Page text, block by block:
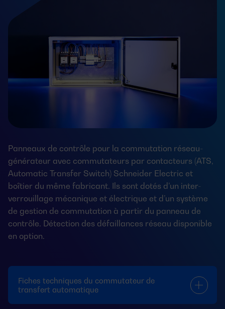
Panneaux de contrôle pour la commutation réseau-
générateur avec commutateurs par contacteurs (ATS,
Automatic Transfer Switch) Schneider Electric et
boîtier du même fabricant. Ils sont dotés d’un inter-
verrouillage mécanique et électrique et d’un système
de gestion de commutation à partir du panneau de
contrôle. Détection des défaillances réseau disponible
en option.
Fiches techniques du commutateur de
transfert automatique